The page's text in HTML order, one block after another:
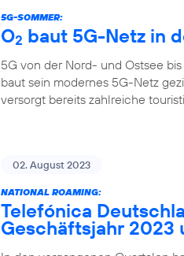
5G-SOMMER:
O2 baut 5G-Netz in
5G von der Nord- und Ostsee
baut sein modernes 5G-Netz
versorgt bereits zahlreiche
02. August 2023
NATIONAL ROAMING:
Telefónica
Geschäftsjahr 2023